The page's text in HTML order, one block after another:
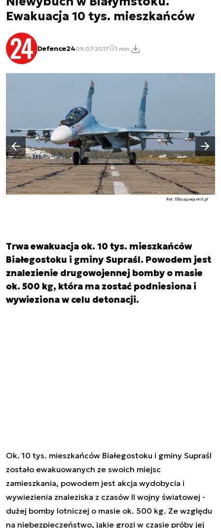
Ewakuacja 10 tys. mieszkańców
Defence2409.07.2017 1 min.
Fot: 15bsap.wp.mil.pl
Poprzedni slajd
Następny slajd
Trwa ewakuacja ok. 10 tys. mieszkańców
Białegostoku i gminy Supraśl. Powodem jest
znalezienie drugowojennej bomby o masie
ok. 500 kg, która ma zostać podniesiona i
wywieziona w celu detonacji.
Ok. 10 tys. mieszkańców Białegostoku i gminy Supraśl
zostało ewakuowanych ze swoich miejsc
zamieszkania, powodem jest akcja wydobycia i
wywiezienia znaleziska z czasów II wojny światowej -
dużej bomby lotniczej o masie ok. 500 kg. Ze względu
na niebezpieczeństwo, jakie grozi w czasie próby jej